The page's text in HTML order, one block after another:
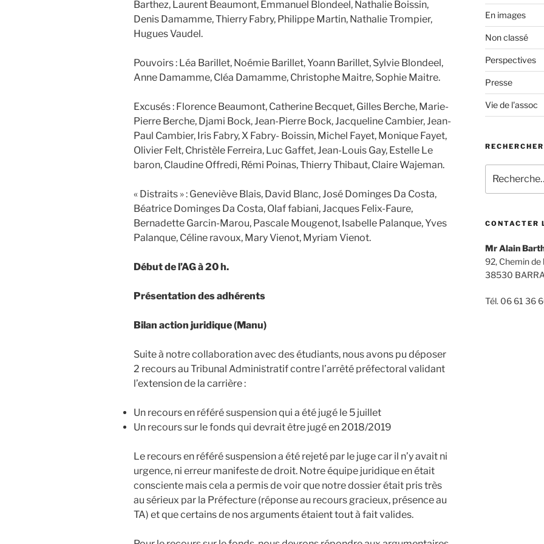
Barthez, Laurent Beaumont, Emmanuel Blondeel, Nathalie Boissin,
Denis Damamme, Thierry Fabry, Philippe Martin, Nathalie Trompier,
Hugues Vaudel.
Pouvoirs : Léa Barillet, Noémie Barillet, Yoann Barillet, Sylvie Blondeel,
Anne Damamme, Cléa Damamme, Christophe Maitre, Sophie Maitre.
Excusés : Florence Beaumont, Catherine Becquet, Gilles Berche, Marie-
Pierre Berche, Djami Bock, Jean-Pierre Bock, Jacqueline Cambier, Jean-
Paul Cambier, Iris Fabry, X Fabry- Boissin, Michel Fayet, Monique Fayet,
Olivier Felt, Christèle Ferreira, Luc Gaffet, Jean-Louis Gay, Estelle Le
baron, Claudine Offredi, Rémi Poinas, Thierry Thibaut, Claire Wajeman.
« Distraits » : Geneviève Blais, David Blanc, José Dominges Da Costa,
Béatrice Dominges Da Costa, Olaf fabiani, Jacques Felix-Faure,
Bernadette Garcin-Marou, Pascale Mougenot, Isabelle Palanque, Yves
Palanque, Céline ravoux, Mary Vienot, Myriam Vienot.
Début de l’AG à 20 h.
Présentation des adhérents
Bilan action juridique (Manu)
Suite à notre collaboration avec des étudiants, nous avons pu déposer
2 recours au Tribunal Administratif contre l’arrêté préfectoral validant
l’extension de la carrière :
Un recours en référé suspension qui a été jugé le 5 juillet
Un recours sur le fonds qui devrait être jugé en 2018/2019
Le recours en référé suspension a été rejeté par le juge car il n’y avait ni
urgence, ni erreur manifeste de droit. Notre équipe juridique en était
consciente mais cela a permis de voir que notre dossier était pris très
au sérieux par la Préfecture (réponse au recours gracieux, présence au
TA) et que certains de nos arguments étaient tout à fait valides.
En images
Non classé
Perspectives
Presse
Vie de l'assoc
RECHERCHER
pour
:
CONTACTER
Mr Alain
92, Chemin de
38530
Tél. 06 61 36